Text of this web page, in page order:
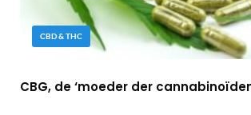
CBD & THC
CBG, de ‘moeder der